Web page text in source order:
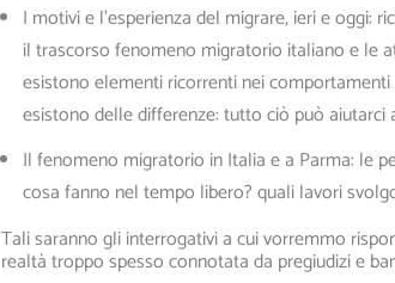
I motivi e l’esperienza del migrare, ieri e oggi: r
il trascorso fenomeno migratorio italiano e le
esistono elementi ricorrenti nei
esistono delle differenze: tutto ciò può aiutarci
Il fenomeno migratorio in Italia e a Parma: le
cosa fanno nel tempo libero? quali lavori
Tali saranno gli interrogativi a cui vorremmo
realtà troppo spesso connotata da pregiudizi e